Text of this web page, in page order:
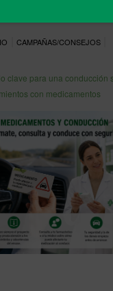
CAMPAÑAS/CONSEJOS
clave para una conducción
con medicamentos